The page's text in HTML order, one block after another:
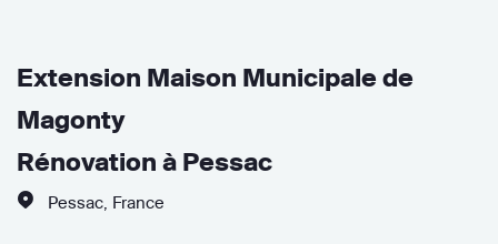
Extension Maison Municipale de
Magonty
Rénovation à Pessac
Pessac France